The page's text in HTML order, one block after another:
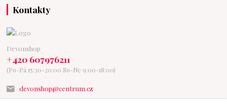
Kontakty
Devonshop
+420 607976211
(Po-Pá 15:30-20:00 So-Ne 9:00-18:00)
devonshop@centrum.cz